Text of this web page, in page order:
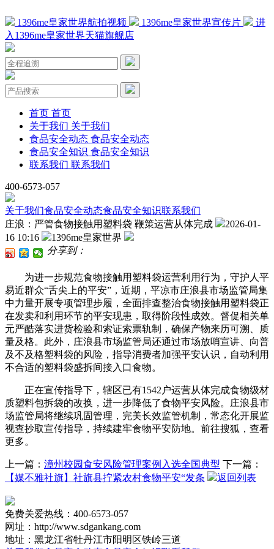
1396me皇家世界航拍视频 1396me皇家世界宣传片
进
入1396me皇家世界天猫旗舰店
首页 首页
关于我们 关于我们
食品安全动态 食品安全动态
食品安全知识 食品安全知识
联系我们 联系我们
400-6573-057
关于我们食品安全动态食品安全知识联系我们
庄浪：严管食物接触用塑料袋 鞭策运营从体完成
2026-01-
16 10:16
1396me皇家世界
分享到：
为进一步规范食物接触用塑料袋运营利用行为，守护人平
易近群众“舌尖上的平安”，近期，平凉市庄浪县市场监管局集
中力量开展专项管理步履，全面排查整治食物接触用塑料袋正
在发卖和利用环节的平安现患，取得阶段性成效。督促相关单
元严酷落实进货检验和索证索票轨制，确保产物来历可溯、质
量及格。此外，庄浪县市场监管局还通过市场放哨宣讲、向普
及不及格塑料袋的风险，指导消费者加强平安认识，自动利用
不合适的塑料袋盛拆间接入口食物。
正在宣传指导下，辖区已有1542户运营从体完成食物级材
质塑料包拆袋的改换，进一步降低了食物平安风险。庄浪县市
场监管局将继续巩固管理，完美长效监管机制，常态化开展监
视查抄取宣传指导，持续建牢食物平安防地。前往搜狐，查看
更多。
上一篇： 漳州校园食安风险管理案例入选全国典型 下一篇：
【媒不雅社旗】社旗县拧紧农村食物平安“发条
返回列表
免费关爱热线：400-6573-057
网址：http://www.sdgankang.com
地址：黑龙江省牡丹江市阳明区铁岭三道